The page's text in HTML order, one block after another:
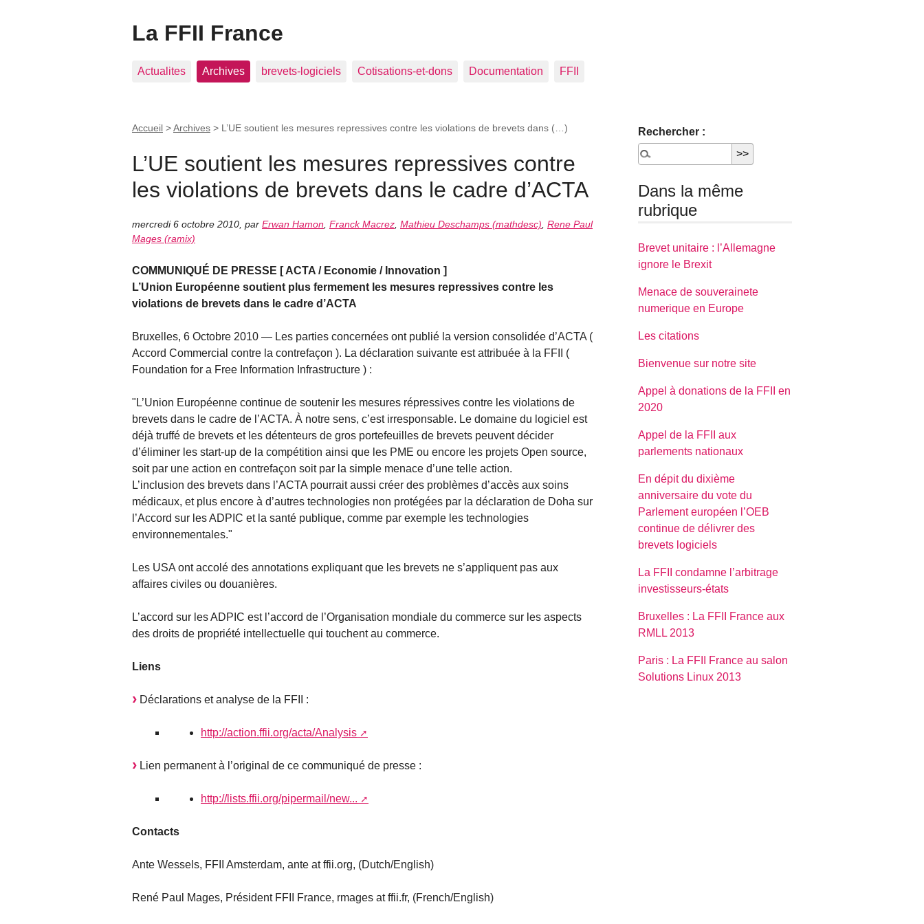
La FFII France
Actualites Archives brevets-logiciels Cotisations-et-dons Documentation FFII
Accueil >Archives > L’UE soutient les mesures repressives contre les violations de brevets dans (…)
L’UE soutient les mesures repressives contre
les violations de brevets dans le cadre d’ACTA
mercredi 6 octobre 2010 par Erwan Hamon Franck Macrez Mathieu Deschamps (mathdesc) Rene Paul
Mages (ramix)
COMMUNIQUÉ DE PRESSE [ ACTA / Economie / Innovation ]
L’Union Européenne soutient plus fermement les mesures repressives contre les
violations de brevets dans le cadre d’ACTA
Bruxelles, 6 Octobre 2010 — Les parties concernées ont publié la version consolidée d’ACTA (
Accord Commercial contre la contrefaçon ). La déclaration suivante est attribuée à la FFII (
Foundation for a Free Information Infrastructure ) :
"L’Union Européenne continue de soutenir les mesures répressives contre les violations de
brevets dans le cadre de l’ACTA. À notre sens, c’est irresponsable. Le domaine du logiciel est
déjà truffé de brevets et les détenteurs de gros portefeuilles de brevets peuvent décider
d’éliminer les start-up de la compétition ainsi que les PME ou encore les projets Open source,
soit par une action en contrefaçon soit par la simple menace d’une telle action.
L’inclusion des brevets dans l’ACTA pourrait aussi créer des problèmes d’accès aux soins
médicaux, et plus encore à d’autres technologies non protégées par la déclaration de Doha sur
l’Accord sur les ADPIC et la santé publique, comme par exemple les technologies
environnementales."
Les USA ont accolé des annotations expliquant que les brevets ne s’appliquent pas aux
affaires civiles ou douanières.
L’accord sur les ADPIC est l’accord de l’Organisation mondiale du commerce sur les aspects
des droits de propriété intellectuelle qui touchent au commerce.
Liens
Déclarations et analyse de la FFII :
http://action.ffii.org/acta/Analysis
Lien permanent à l’original de ce communiqué de presse :
http://lists.ffii.org/pipermail/new...
Contacts
Ante Wessels, FFII Amsterdam, ante at ffii.org, (Dutch/English)
René Paul Mages, Président FFII France, rmages at ffii.fr, (French/English)
Rechercher :
Dans la même
rubrique
Brevet unitaire : l’Allemagne
ignore le Brexit
Menace de souverainete
numerique en Europe
Les citations
Bienvenue sur notre site
Appel à donations de la FFII en
2020
Appel de la FFII aux
parlements nationaux
En dépit du dixième
anniversaire du vote du
Parlement européen l’OEB
continue de délivrer des
brevets logiciels
La FFII condamne l’arbitrage
investisseurs-états
Bruxelles : La FFII France aux
RMLL 2013
Paris : La FFII France au salon
Solutions Linux 2013